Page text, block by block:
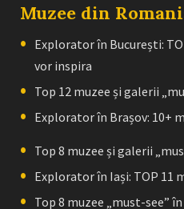
Muzee din
Explorator în București:
vor inspira
Top 12 muzee și galerii
Explorator în Brașov: 10+
Top 8 muzee și galerii
Explorator în Iași: TOP 11
Top 8 muzee „must-see”